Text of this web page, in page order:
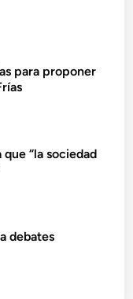
para proponer
“la sociedad
debates